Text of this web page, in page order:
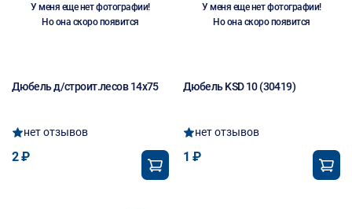
У меня еще нет фотографии!
Но она скоро появится
Дюбель д/строит.лесов 14х75
нет отзывов
2 ₽
У меня еще нет фотографии!
Но она скоро появится
Дюбель KSD 10 (30419)
нет отзывов
1 ₽